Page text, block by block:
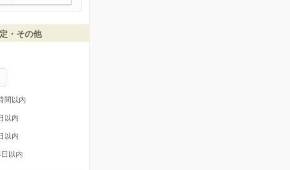
・その他
間以内
以内
以内
日以内